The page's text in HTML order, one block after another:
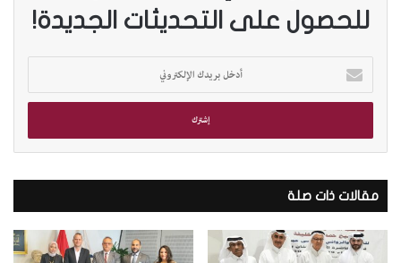
للحصول على التحديثات الجديدة!
خ
ب
ي
د
ك
ا
ل
مقالات ذات صلة